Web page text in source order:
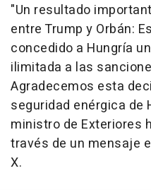
"Un resultado
entre Trump y Orbán:
concedido a Hungría
ilimitada a las
Agradecemos esta
seguridad enérgica de
ministro de Exteriores
través de un mensaje
X.